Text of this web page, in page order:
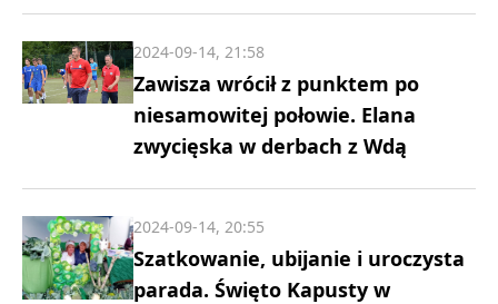
Zawisza wrócił z punktem po
niesamowitej połowie. Elana
zwycięska w derbach z Wdą
2024-09-14, 21:58
Szatkowanie, ubijanie i uroczysta
parada. Święto Kapusty w
2024-09-14, 20:55